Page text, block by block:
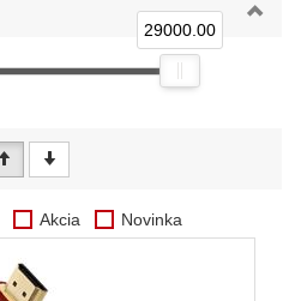
29000.00
Akcia Novinka